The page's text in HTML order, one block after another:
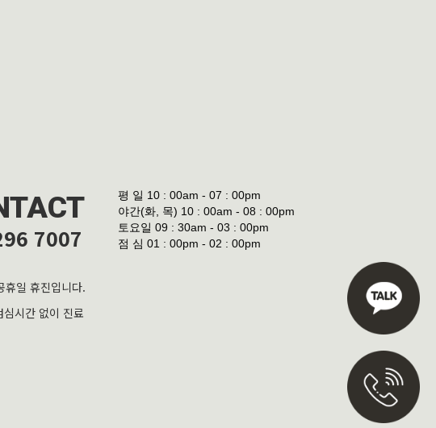
7007
휴일 휴진입니다.
시간 없이 진료
평 일 10 : 00am - 07 : 00pm
야간(화, 목) 10 : 00am - 08 : 00pm
토요일 09 : 30am - 03 : 00pm
점 심 01 : 00pm - 02 : 00pm